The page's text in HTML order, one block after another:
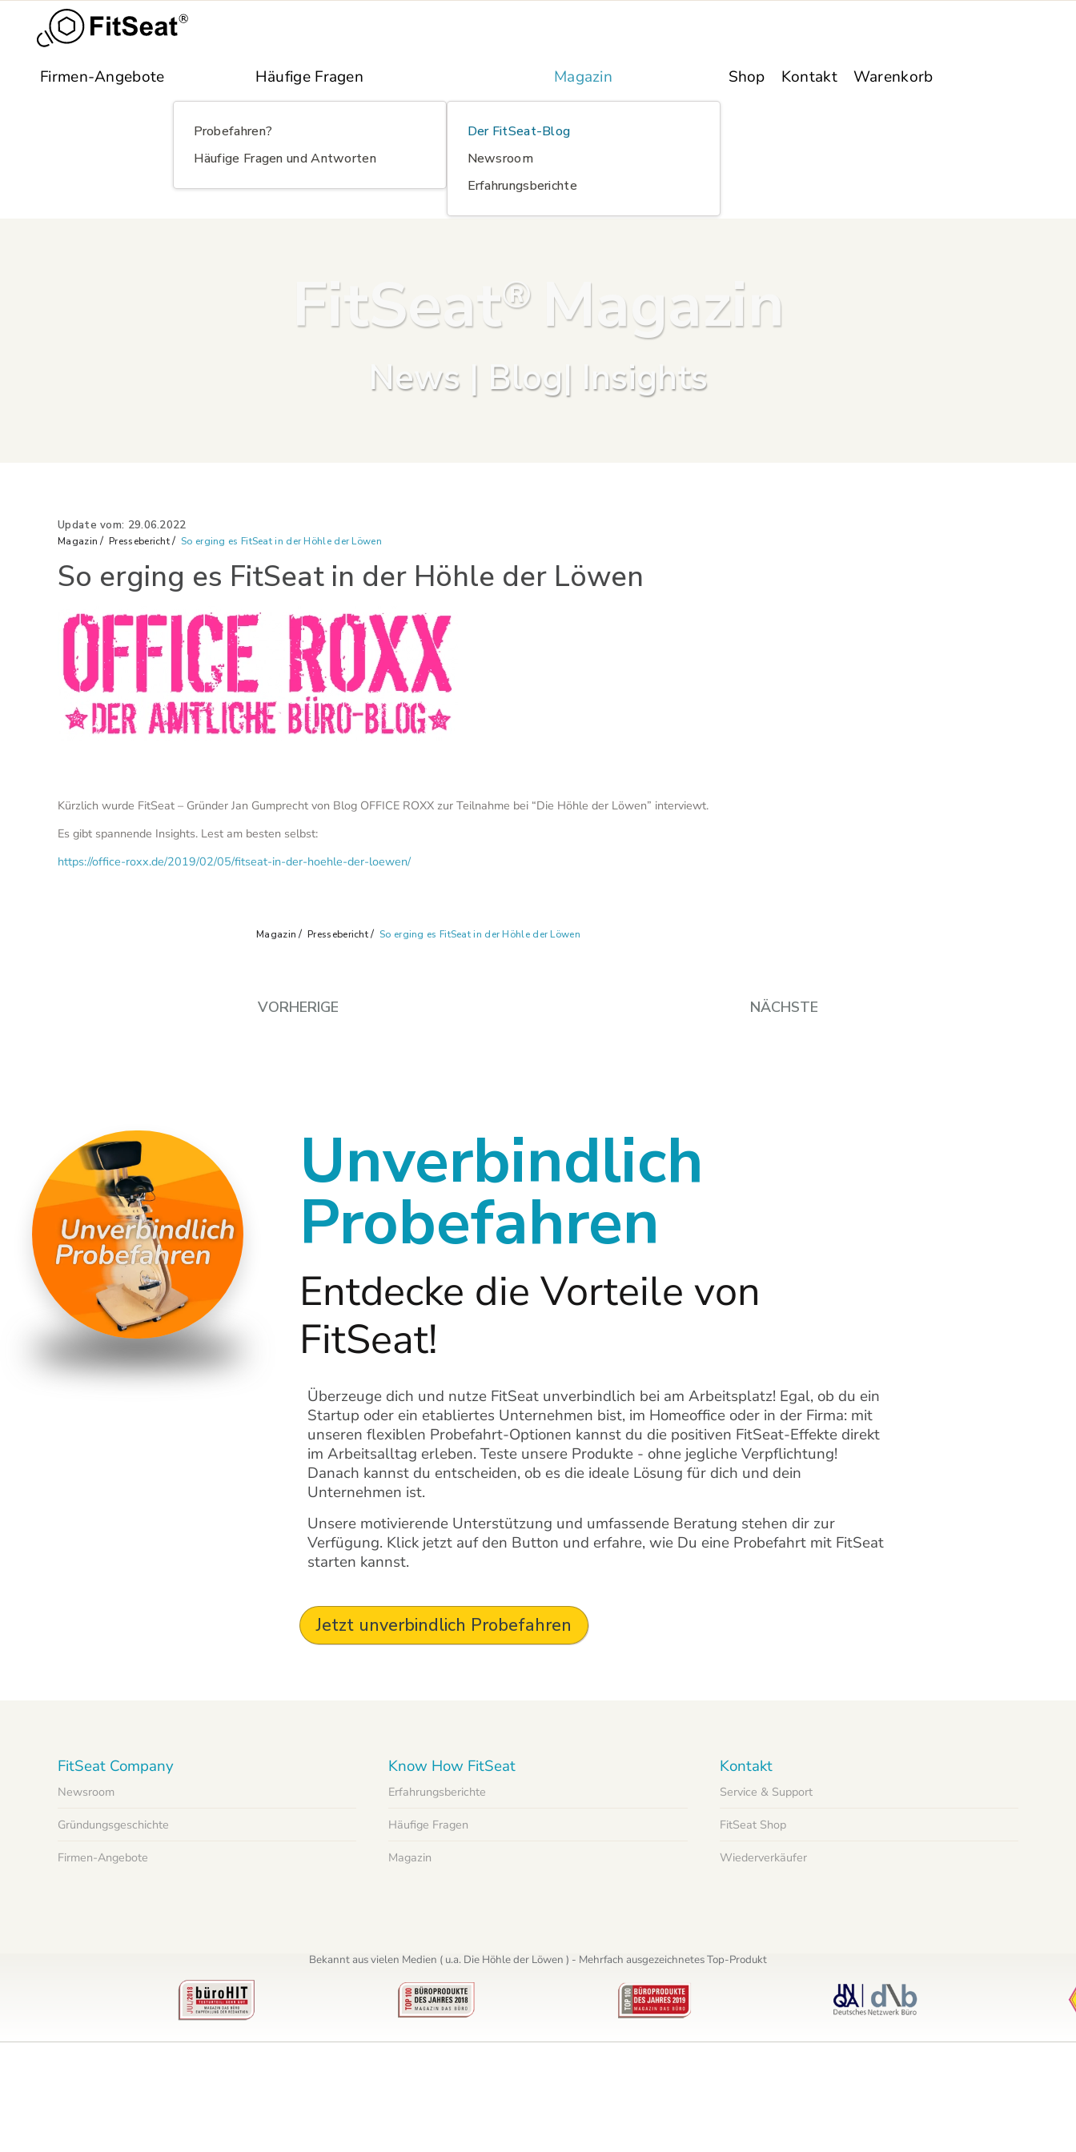
Skip to main content
Firmen-Angebote Häufige Fragen
Probefahren?
Häufige Fragen und Antworten
Magazin
Der FitSeat-Blog
Newsroom
Erfahrungsberichte
Shop Kontakt Warenkorb
FitSeat® Magazin
News | Blog| Insights
Update vom: 29.06.2022
Magazin Pressebericht So erging es FitSeat in der Höhle der Löwen
So erging es FitSeat in der Höhle der Löwen
Kürzlich wurde FitSeat – Gründer Jan Gumprecht von Blog OFFICE ROXX zur Teilnahme bei “Die Höhle der Löwen” interviewt.
Es gibt spannende Insights. Lest am besten selbst:
https://office-roxx.de/2019/02/05/fitseat-in-der-hoehle-der-loewen/
Magazin Pressebericht So erging es FitSeat in der Höhle der Löwen
VORHERIGE NÄCHSTE
Unverbindlich
Probefahren
Entdecke die Vorteile von
FitSeat!
Überzeuge dich und nutze FitSeat unverbindlich bei am Arbeitsplatz! Egal, ob du ein
Startup oder ein etabliertes Unternehmen bist, im Homeoffice oder in der Firma: mit
unseren flexiblen Probefahrt-Optionen kannst du die positiven FitSeat-Effekte direkt
im Arbeitsalltag erleben. Teste unsere Produkte - ohne jegliche Verpflichtung!
Danach kannst du entscheiden, ob es die ideale Lösung für dich und dein
Unternehmen ist.
Unsere motivierende Unterstützung und umfassende Beratung stehen dir zur
Verfügung. Klick jetzt auf den Button und erfahre, wie Du eine Probefahrt mit FitSeat
starten kannst.
Jetzt unverbindlich Probefahren
FitSeat Company
Newsroom
Gründungsgeschichte
Firmen-Angebote
Know How FitSeat
Erfahrungsberichte
Häufige Fragen
Magazin
Kontakt
Service & Support
FitSeat Shop
Wiederverkäufer
Bekannt aus vielen Medien ( u.a. Die Höhle der Löwen ) - Mehrfach ausgezeichnetes Top-Produkt